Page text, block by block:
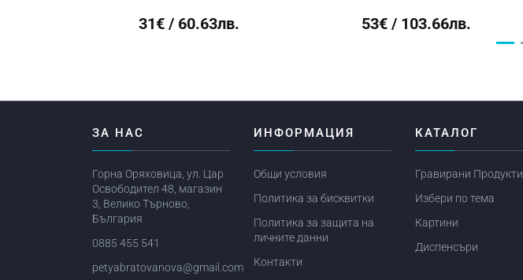
31€ / 60.63лв. 53€ / 103.66лв.
ЗА НАС
Горна Оряховица, ул. Цар
Освободител 48, магазин
3, Велико Търново,
България
0885 455 541
petyabratovanova@gmail.com
ИНФОРМАЦИЯ
Общи условия
Политика за бисквитки
Политика за защита на
личните данни
Контакти
КАТАЛОГ
Гравирани Продукти
Избери по тема
Картини
Диспенсъри